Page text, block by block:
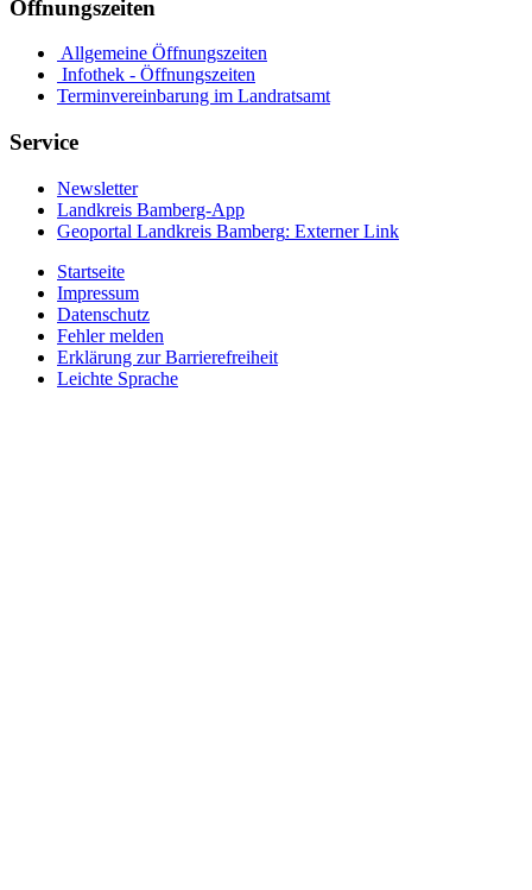
Öffnungszeiten
Allgemeine Öffnungszeiten
Infothek - Öffnungszeiten
Terminvereinbarung im Landratsamt
Service
Newsletter
Landkreis Bamberg-App
Geoportal Landkreis Bamberg: Externer Link
Startseite
Impressum
Datenschutz
Fehler melden
Erklärung zur Barrierefreiheit
Leichte Sprache